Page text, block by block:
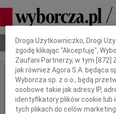
Nekrologi Odeszli Poradnik
IMIĘ I NAZWISKO:
REGION: Lublin
Dbamy o Twoją prywatność
Droga Użytkowniczko, Drogi
zgodę klikając "Akceptuję",
Zaufani Partnerzy, w tym [872]
jak również Agora S.A. będąca
Wyborcza sp. z o.o., będą
osobowe takie jak adresy IP,
identyfikatory plików cookie lub
tych plikach do celów